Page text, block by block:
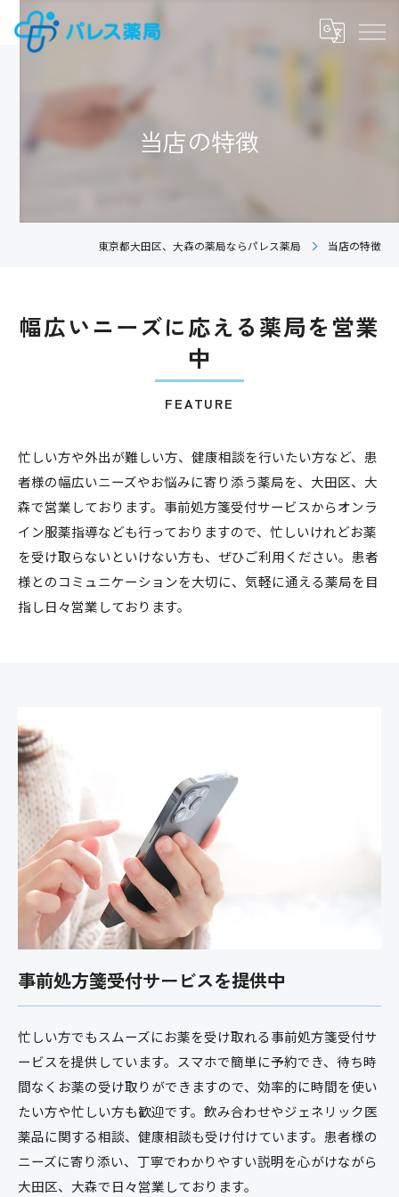
当店の特徴
東京都大田区、大森の薬局ならパレス薬局 当店の特徴
幅広いニーズに応える薬局を営業
中
FEATURE
忙しい方や外出が難しい方、健康相談を行いたい方など、患
者様の幅広いニーズやお悩みに寄り添う薬局を、大田区、大
森で営業しております。事前処方箋受付サービスからオンラ
イン服薬指導なども行っておりますので、忙しいけれどお薬
を受け取らないといけない方も、ぜひご利用ください。患者
様とのコミュニケーションを大切に、気軽に通える薬局を目
指し日々営業しております。
事前処方箋受付サービスを提供中
忙しい方でもスムーズにお薬を受け取れる事前処方箋受付サ
ービスを提供しています。スマホで簡単に予約でき、待ち時
間なくお薬の受け取りができますので、効率的に時間を使い
たい方や忙しい方も歓迎です。飲み合わせやジェネリック医
薬品に関する相談、健康相談も受け付けています。患者様の
ニーズに寄り添い、丁寧でわかりやすい説明を心がけながら
大田区、大森で日々営業しております。